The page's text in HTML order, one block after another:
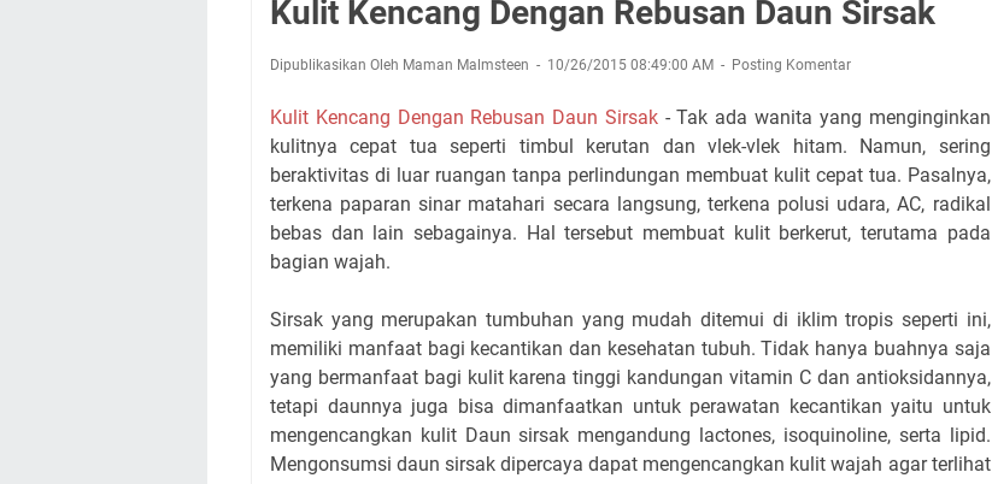
Kulit Kencang Dengan Rebusan Daun Sirsak
Dipublikasikan Oleh Maman Malmsteen 10/26/2015 08:49:00 AM Posting Komentar
Kulit Kencang Dengan Rebusan Daun Sirsak- Tak ada wanita yang menginginkan
kulitnya cepat tua seperti timbul kerutan dan vlek-vlek hitam. Namun, sering
beraktivitas di luar ruangan tanpa perlindungan membuat kulit cepat tua. Pasalnya,
terkena paparan sinar matahari secara langsung, terkena polusi udara, AC, radikal
bebas dan lain sebagainya. Hal tersebut membuat kulit berkerut, terutama pada
bagian wajah.
Sirsak yang merupakan tumbuhan yang mudah ditemui di iklim tropis seperti ini,
memiliki manfaat bagi kecantikan dan kesehatan tubuh. Tidak hanya buahnya saja
yang bermanfaat bagi kulit karena tinggi kandungan vitamin C dan antioksidannya,
tetapi daunnya juga bisa dimanfaatkan untuk perawatan kecantikan yaitu untuk
mengencangkan kulit Daun sirsak mengandung lactones, isoquinoline, serta lipid.
Mengonsumsi daun sirsak dipercaya dapat mengencangkan kulit wajah agar terlihat